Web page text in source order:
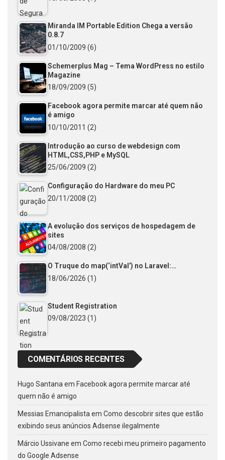
Miranda IM Portable Edition Chega a versão
0.8.7
01/10/2009 (6)
Schemerplus Mag – Tema WordPress no estilo
Magazine
18/09/2009 (5)
Facebook agora permite marcar até quem não
é amigo
10/10/2011 (2)
Introdução ao curso de webdesign com
HTML,CSS,PHP e MySQL
25/06/2009 (2)
Configuração do Hardware do meu PC
20/11/2008 (2)
A evolução dos serviços de hospedagem de
sites
04/08/2008 (2)
O Truque do map(‘intVal’) no Laravel:…
18/06/2026 (1)
Student Registration
09/08/2023 (1)
COMENTÁRIOS RECENTES
Hugo Santana em Facebook agora permite marcar até
quem não é amigo
Messias Emancipalista em Como descobrir sites que estão
exibindo seus anúncios Adsense ilegalmente
Márcio Ussivane em Como recebi meu primeiro pagamento
do Google Adsense